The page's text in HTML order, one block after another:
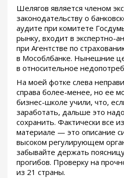
Шелягов является членом
законодательству о
аудите при комитете
рынку, входит в экспертно-
при Агентстве по
в Мособлбанке. Нынешние
в относительное
На моей фотке слева
справа более-менее, но ее
бизнес-школе учили, что,
заработать, дальше это
сохранить. Фактически все
материале — это описание
высоком регулирующем
забывайте держать
прогибов. Проверку на
из 21 страны.